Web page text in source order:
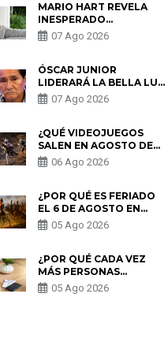
MARIO HART REVELA
INESPERADO
PROBLEMA DE SALUD
ANTES DE SEPARARSE
ENCONTRARON UN
TUMOR”
07 Ago 2026
ÓSCAR JUNIOR
LIDERARÁ LA BELLA LUZ
TRAS SALIDA DE SU
PADRE POR POLÉMICA
07 Ago 2026
¿QUÉ VIDEOJUEGOS
SALEN EN AGOSTO DE
2026? ESTOS SON LOS
ESTRENOS MÁS
06 Ago 2026
¿POR QUÉ ES FERIADO
EL 6 DE AGOSTO EN
PERÚ? ESTA ES LA
HISTORIA
05 Ago 2026
¿POR QUÉ CADA VEZ
MÁS PERSONAS
UTILIZAN UNA VPN
PARA PROTEGER SU
05 Ago 2026